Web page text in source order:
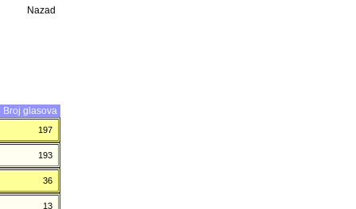
Nazad
Broj glasova
197
193
36
13